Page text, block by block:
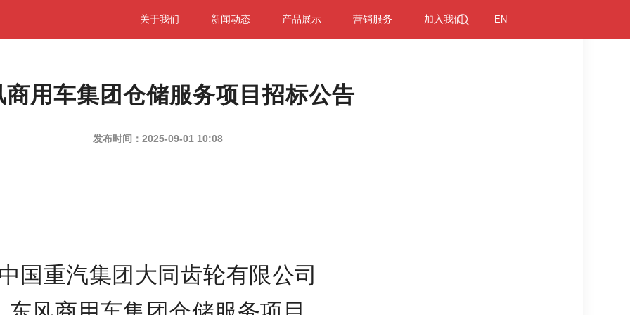
关于我们 新闻动态 产品展示 营销服务 加入我们 EN
商用车集团仓储服务项目招标公告
发布时间：2025-09-01 10:08
国重汽集团大同齿轮有限公司